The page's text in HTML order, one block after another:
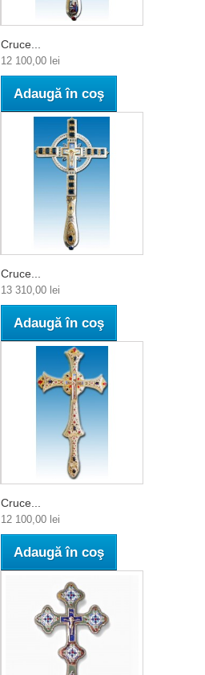
Cruce...
12 100,00 lei
Adaugă în coş
Cruce...
13 310,00 lei
Adaugă în coş
Cruce...
12 100,00 lei
Adaugă în coş